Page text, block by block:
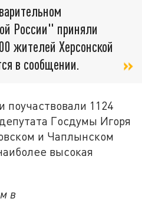
России" приняли
жителей Херсонской
в сообщении.
поучаствовали 1124
Госдумы Игоря
и Чаплынском
высокая
в